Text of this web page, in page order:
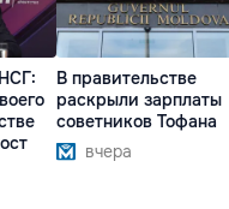
В правительстве
раскрыли зарплаты
советников Тофана
вчера